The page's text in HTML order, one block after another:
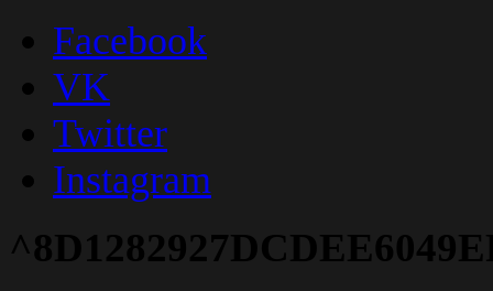
Facebook
VK
Twitter
Instagram